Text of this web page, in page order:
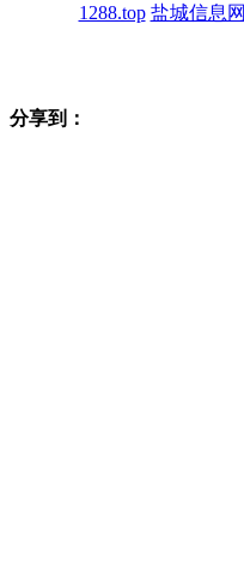
1288.top 盐城信息网
分享到：